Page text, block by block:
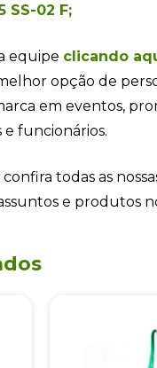
SS-02 F;
equipe clicando
opção de
em eventos,
funcionários.
confira todas as
e produtos